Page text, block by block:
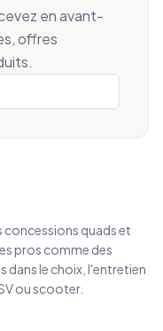
en avant-
offres
quads et
pros comme des
dans le choix, l'entretien
ou scooter.